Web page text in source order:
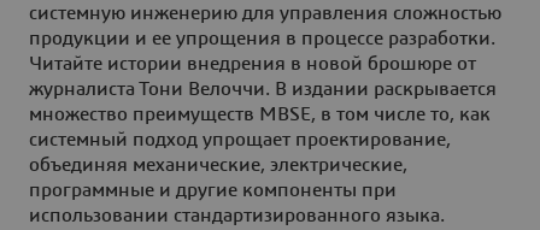
системную инженерию для управления сложностью
продукции и ее упрощения в процессе разработки.
Читайте истории внедрения в новой брошюре от
журналиста Тони Велоччи. В издании раскрывается
множество преимуществ MBSE, в том числе то, как
системный подход упрощает проектирование,
объединяя механические, электрические,
программные и другие компоненты при
использовании стандартизированного языка.